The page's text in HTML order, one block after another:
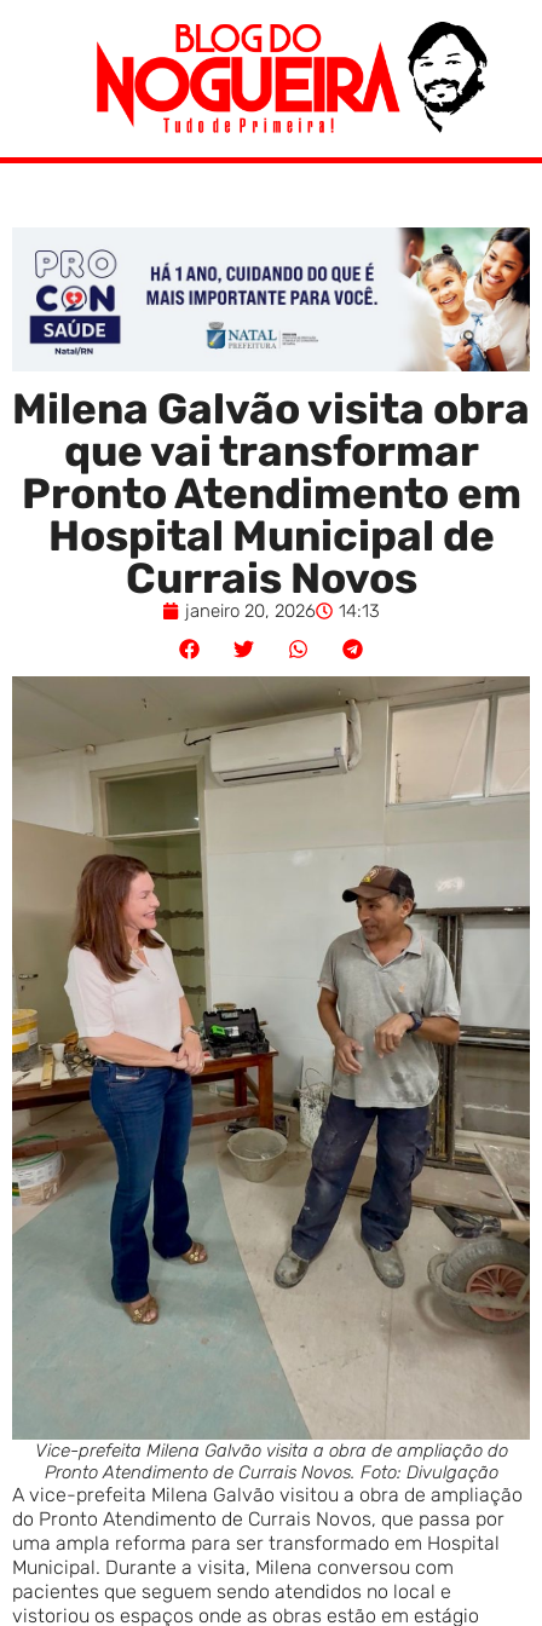
Milena Galvão visita obra
que vai transformar
Pronto Atendimento em
Hospital Municipal de
Currais Novos
janeiro 20, 2026 14:13
Vice-prefeita Milena Galvão visita a obra de ampliação do
Pronto Atendimento de Currais Novos. Foto: Divulgação
A vice-prefeita Milena Galvão visitou a obra de ampliação
do Pronto Atendimento de Currais Novos, que passa por
uma ampla reforma para ser transformado em Hospital
Municipal. Durante a visita, Milena conversou com
pacientes que seguem sendo atendidos no local e
vistoriou os espaços onde as obras estão em estágio